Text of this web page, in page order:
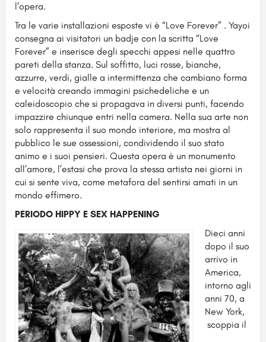
l’opera.
Tra le varie installazioni esposte vi è “Love Forever” . Yayoi
consegna ai visitatori un badje con la scritta “Love
Forever” e inserisce degli specchi appesi nelle quattro
pareti della stanza. Sul soffitto, luci rosse, bianche,
azzurre, verdi, gialle a intermittenza che cambiano forma
e velocità creando immagini psichedeliche e un
caleidoscopio che si propagava in diversi punti, facendo
impazzire chiunque entri nella camera. Nella sua arte non
solo rappresenta il suo mondo interiore, ma mostra al
pubblico le sue ossessioni, condividendo il suo stato
animo e i suoi pensieri. Questa opera è un monumento
all’amore, l’estasi che prova la stessa artista nei giorni in
cui si sente viva, come metafora del sentirsi amati in un
mondo effimero.
PERIODO HIPPY E SEX HAPPENING
Dieci anni
dopo il suo
arrivo in
America,
intorno agli
anni 70, a
New York,
scoppia il